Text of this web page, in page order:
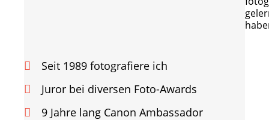
Seit 1989 fotografiere ich
Juror bei diversen Foto-Awards
9 Jahre lang Canon Ambassador